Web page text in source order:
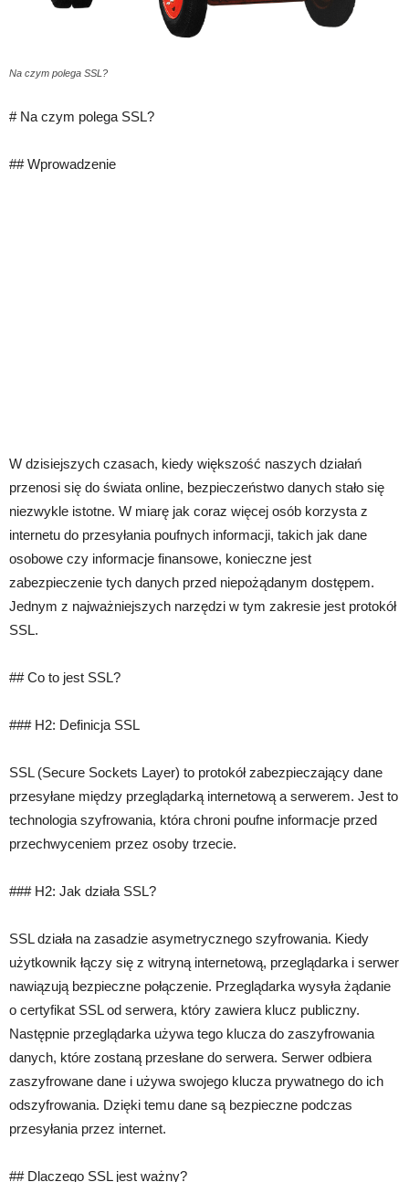
Na czym polega SSL?
# Na czym polega SSL?
## Wprowadzenie
W dzisiejszych czasach, kiedy większość naszych działań
przenosi się do świata online, bezpieczeństwo danych stało się
niezwykle istotne. W miarę jak coraz więcej osób korzysta z
internetu do przesyłania poufnych informacji, takich jak dane
osobowe czy informacje finansowe, konieczne jest
zabezpieczenie tych danych przed niepożądanym dostępem.
Jednym z najważniejszych narzędzi w tym zakresie jest protokół
SSL.
## Co to jest SSL?
### H2: Definicja SSL
SSL (Secure Sockets Layer) to protokół zabezpieczający dane
przesyłane między przeglądarką internetową a serwerem. Jest to
technologia szyfrowania, która chroni poufne informacje przed
przechwyceniem przez osoby trzecie.
### H2: Jak działa SSL?
SSL działa na zasadzie asymetrycznego szyfrowania. Kiedy
użytkownik łączy się z witryną internetową, przeglądarka i serwer
nawiązują bezpieczne połączenie. Przeglądarka wysyła żądanie
o certyfikat SSL od serwera, który zawiera klucz publiczny.
Następnie przeglądarka używa tego klucza do zaszyfrowania
danych, które zostaną przesłane do serwera. Serwer odbiera
zaszyfrowane dane i używa swojego klucza prywatnego do ich
odszyfrowania. Dzięki temu dane są bezpieczne podczas
przesyłania przez internet.
## Dlaczego SSL jest ważny?